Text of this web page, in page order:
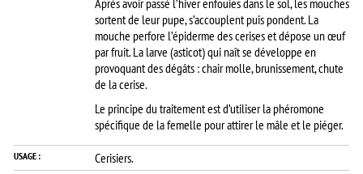
Après avoir passé l’hiver enfouies dans le sol, les mouches
sortent de leur pupe, s’accouplent puis pondent. La
mouche perfore l’épiderme des cerises et dépose un œuf
par fruit. La larve (asticot) qui naît se développe en
provoquant des dégâts : chair molle, brunissement, chute
de la cerise.
Le principe du traitement est d’utiliser la phéromone
spécifique de la femelle pour attirer le mâle et le piéger.
USAGE : Cerisiers.